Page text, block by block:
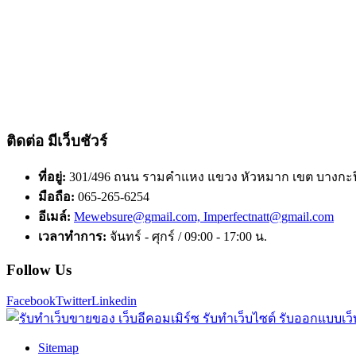
ติดต่อ มีเว็บชัวร์
ที่อยู่: 301/496 ถนน รามคำแหง แขวง หัวหมาก เขต บางก
มือถือ: 065-265-6254
อีเมล์: Mewebsure@gmail.com, Imperfectnatt@gmail.com
เวลาทำการ: จันทร์ - ศุกร์ / 09:00 - 17:00 น.
Follow Us
FacebookTwitterLinkedin
Sitemap